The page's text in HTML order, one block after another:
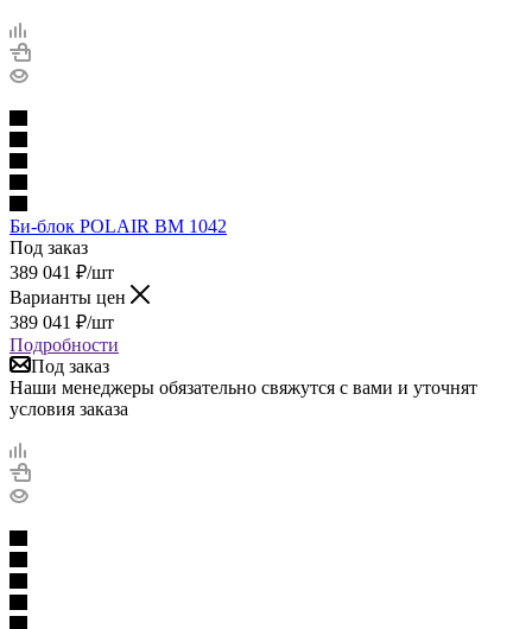
Би-блок POLAIR BM 1042
Под заказ
389 041 ₽/шт
Варианты цен
389 041 ₽/шт
Подробности
Под заказ
Наши менеджеры обязательно свяжутся с вами и уточнят
условия заказа